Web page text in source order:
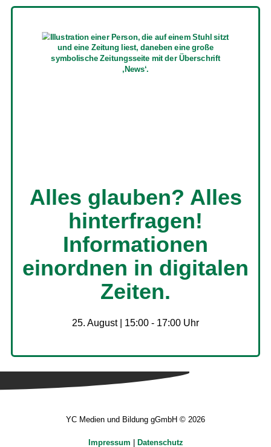
Alles glauben? Alles
hinterfragen!
Informationen
einordnen in digitalen
Zeiten.
25. August | 15:00 - 17:00
YC Medien und Bildung gGmbH © 2026
Impressum Datenschutz